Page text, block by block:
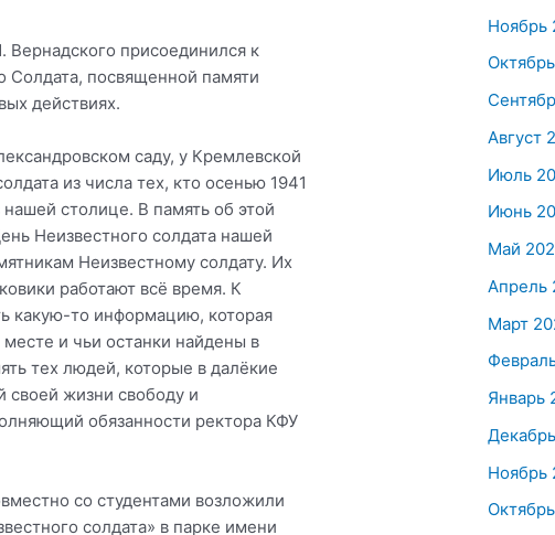
присоединился к
Солдата, посвященной памяти
действиях.
саду, у Кремлевской
из числа тех, кто осенью 1941
столице. В память об этой
Неизвестного солдата нашей
Неизвестному солдату. Их
работают всё время. К
какую-то информацию, которая
и чьи останки найдены в
тех людей, которые в далёкие
своей жизни свободу и
обязанности ректора КФУ
со студентами возложили
солдата» в парке имени
Ноябрь
Август
Июль
Июнь
Май
Апрель
Март
Январь
Ноябрь